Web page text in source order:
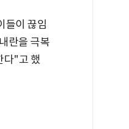
들이 끊임
란을 극복
다"고 했